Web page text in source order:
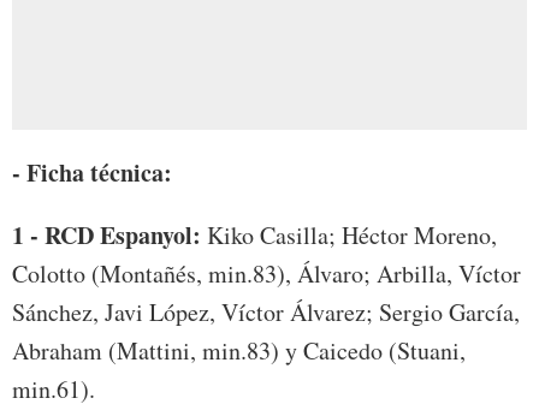
- Ficha técnica:
1 - RCD Espanyol: Kiko Casilla; Héctor Moreno,
Colotto (Montañés, min.83), Álvaro; Arbilla, Víctor
Sánchez, Javi López, Víctor Álvarez; Sergio García,
Abraham (Mattini, min.83) y Caicedo (Stuani,
min.61).